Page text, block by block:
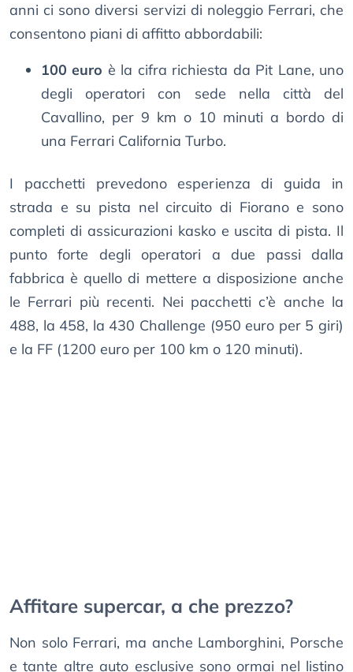
anni ci sono diversi servizi di noleggio Ferrari, che
consentono piani di affitto abbordabili:
100 euro è la cifra richiesta da Pit Lane, uno
degli operatori con sede nella città del
Cavallino, per 9 km o 10 minuti a bordo di
una Ferrari California Turbo.
I pacchetti prevedono esperienza di guida in
strada e su pista nel circuito di Fiorano e sono
completi di assicurazioni kasko e uscita di pista. Il
punto forte degli operatori a due passi dalla
fabbrica è quello di mettere a disposizione anche
le Ferrari più recenti. Nei pacchetti c’è anche la
488, la 458, la 430 Challenge (950 euro per 5 giri)
e la FF (1200 euro per 100 km o 120 minuti).
Affitare supercar, a che prezzo?
Non solo Ferrari, ma anche Lamborghini, Porsche
e tante altre auto esclusive sono ormai nel listino